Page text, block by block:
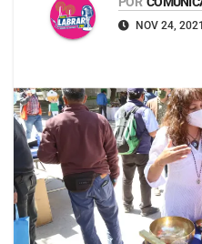
NOV 24, 2021